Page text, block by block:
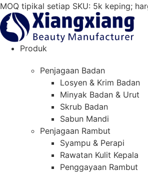
Langkau
ke
kandungan
MOQ tipikal setiap SKU: 5k keping;
Produk
Penjagaan Badan
Losyen & Krim Badan
Minyak Badan & Urut
Skrub Badan
Sabun Mandi
Penjagaan Rambut
Syampu & Perapi
Rawatan Kulit Kepala
Penggayaan Rambut